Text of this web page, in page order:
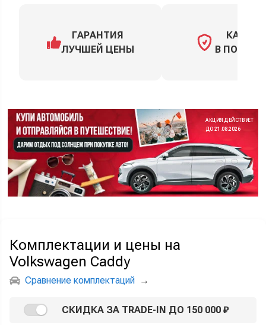
ГАРАНТИЯ
ЛУЧШЕЙ ЦЕНЫ
КАСКО
В
АКЦИЯ ДЕЙСТВУЕТ
ДО 21.08.2026
Комплектации и цены на
Volkswagen Caddy
Сравнение комплектаций →
СКИДКА ЗА TRADE-IN ДО 150 000 ₽